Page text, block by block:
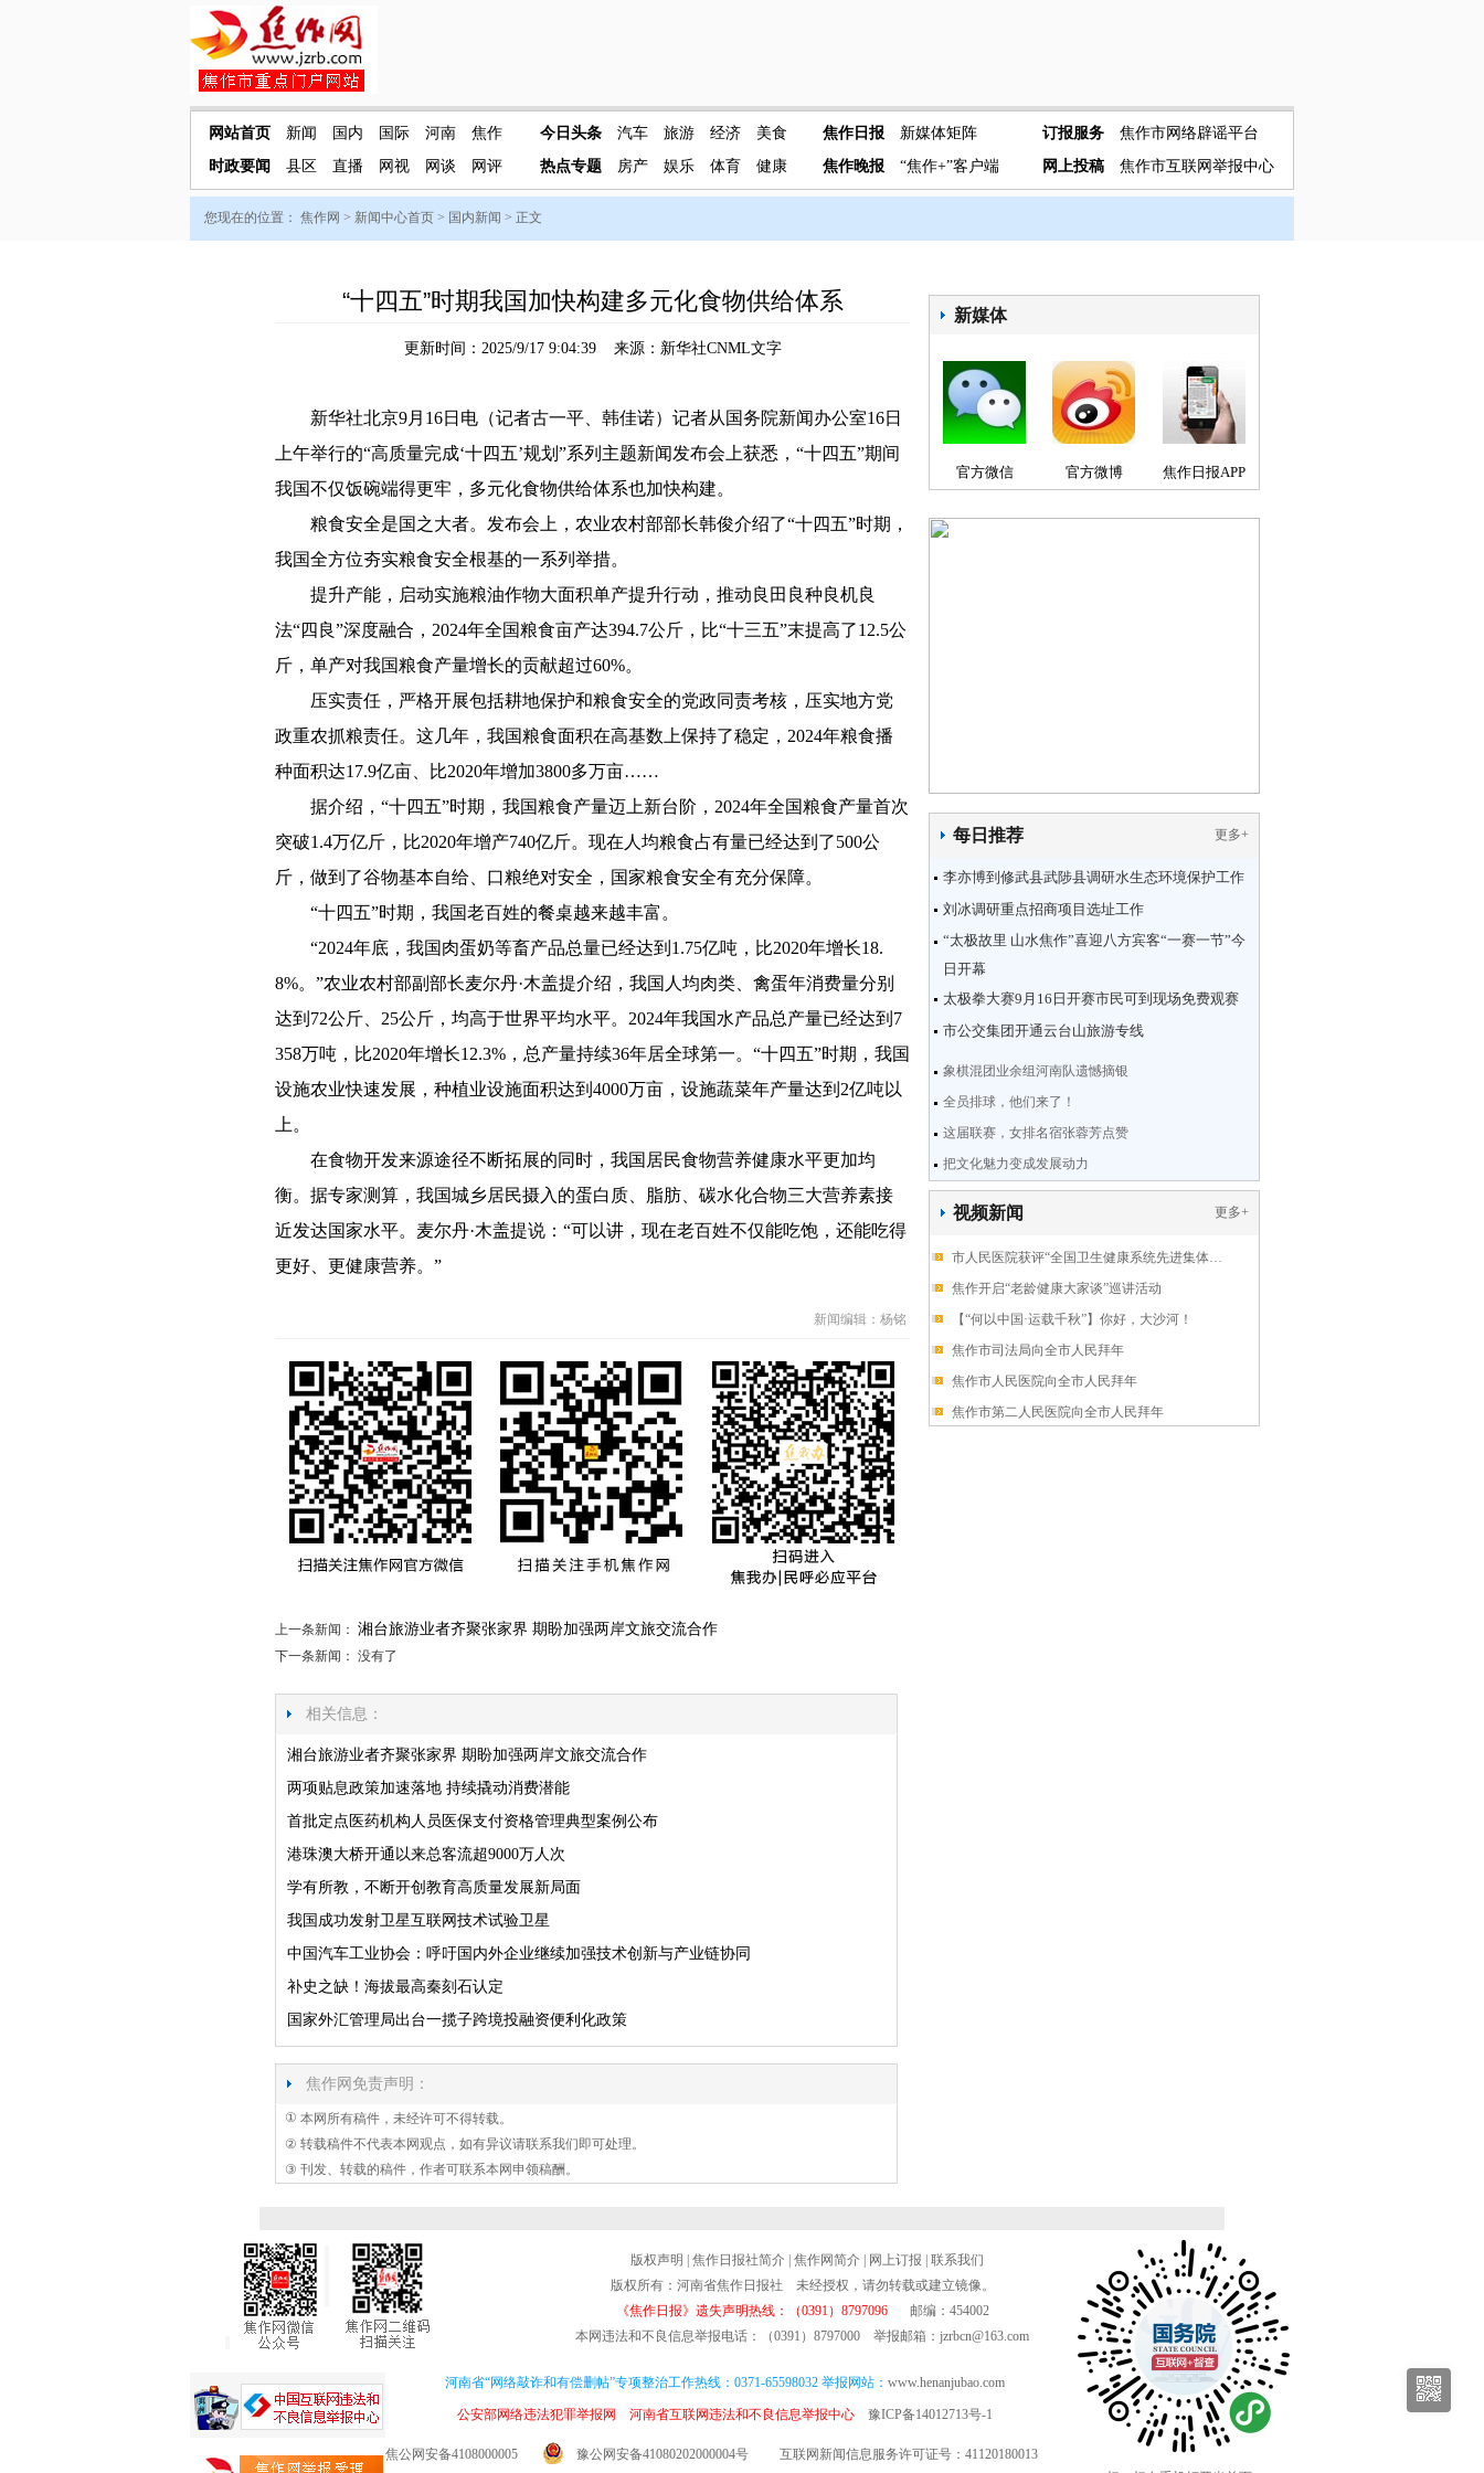
网站首页 新闻 国内 国际 河南
焦作
时政要闻
县区 直播 网视 网谈 网评
今日头条 汽车 旅游 经济
美食
热点专题
房产 娱乐 体育 健康
焦作日报
新媒体矩阵
焦作晚报
“焦作+”客户端
订报服务
焦作市网络辟谣平台
网上投稿
焦作市互联网举报中心
您现在的位置： 焦作网 > 新闻中心首页 > 国内新闻 > 正文
新媒体
官方微信 官方微博 焦作日报APP
每日推荐 更多+
李亦博到修武县武陟县调研水生态环境保护工作
刘冰调研重点招商项目选址工作
“太极故里 山水焦作”喜迎八方宾客“一赛一节”今
日开幕
太极拳大赛9月16日开赛市民可到现场免费观赛
市公交集团开通云台山旅游专线
象棋混团业余组河南队遗憾摘银
全员排球，他们来了！
这届联赛，女排名宿张蓉芳点赞
把文化魅力变成发展动力
视频新闻 更多+
市人民医院获评“全国卫生健康系统先进集体…
焦作开启“老龄健康大家谈”巡讲活动
【“何以中国·运载千秋”】你好，大沙河！
焦作市司法局向全市人民拜年
焦作市人民医院向全市人民拜年
焦作市第二人民医院向全市人民拜年
“十四五”时期我国加快构建多元化食物供给体系
更新时间：2025/9/17 9:04:39 来源：新华社CNML文字
新华社北京9月16日电（记者古一平、韩佳诺）记者从国务院新闻办公室16日
上午举行的“高质量完成‘十四五’规划”系列主题新闻发布会上获悉，“十四五”期间
我国不仅饭碗端得更牢，多元化食物供给体系也加快构建。
粮食安全是国之大者。发布会上，农业农村部部长韩俊介绍了“十四五”时期，
我国全方位夯实粮食安全根基的一系列举措。
提升产能，启动实施粮油作物大面积单产提升行动，推动良田良种良机良
法“四良”深度融合，2024年全国粮食亩产达394.7公斤，比“十三五”末提高了12.5公
斤，单产对我国粮食产量增长的贡献超过60%。
压实责任，严格开展包括耕地保护和粮食安全的党政同责考核，压实地方党
政重农抓粮责任。这几年，我国粮食面积在高基数上保持了稳定，2024年粮食播
种面积达17.9亿亩、比2020年增加3800多万亩……
据介绍，“十四五”时期，我国粮食产量迈上新台阶，2024年全国粮食产量首次
突破1.4万亿斤，比2020年增产740亿斤。现在人均粮食占有量已经达到了500公
斤，做到了谷物基本自给、口粮绝对安全，国家粮食安全有充分保障。
“十四五”时期，我国老百姓的餐桌越来越丰富。
“2024年底，我国肉蛋奶等畜产品总量已经达到1.75亿吨，比2020年增长18.
8%。”农业农村部副部长麦尔丹·木盖提介绍，我国人均肉类、禽蛋年消费量分别
达到72公斤、25公斤，均高于世界平均水平。2024年我国水产品总产量已经达到7
358万吨，比2020年增长12.3%，总产量持续36年居全球第一。“十四五”时期，我国
设施农业快速发展，种植业设施面积达到4000万亩，设施蔬菜年产量达到2亿吨以
上。
在食物开发来源途径不断拓展的同时，我国居民食物营养健康水平更加均
衡。据专家测算，我国城乡居民摄入的蛋白质、脂肪、碳水化合物三大营养素接
近发达国家水平。麦尔丹·木盖提说：“可以讲，现在老百姓不仅能吃饱，还能吃得
更好、更健康营养。”
新闻编辑：杨铭
上一条新闻：湘台旅游业者齐聚张家界 期盼加强两岸文旅交流合作
下一条新闻： 没有了
相关信息：
湘台旅游业者齐聚张家界 期盼加强两岸文旅交流合作
两项贴息政策加速落地 持续撬动消费潜能
首批定点医药机构人员医保支付资格管理典型案例公布
港珠澳大桥开通以来总客流超9000万人次
学有所教，不断开创教育高质量发展新局面
我国成功发射卫星互联网技术试验卫星
中国汽车工业协会：呼吁国内外企业继续加强技术创新与产业链协同
补史之缺！海拔最高秦刻石认定
国家外汇管理局出台一揽子跨境投融资便利化政策
焦作网免责声明：
① 本网所有稿件，未经许可不得转载。
② 转载稿件不代表本网观点，如有异议请联系我们即可处理。
③ 刊发、转载的稿件，作者可联系本网申领稿酬。
版权声明 焦作日报社简介| 焦作网简介| 网上订报
联系我们
版权所有：河南省焦作日报社 未经授权，请勿转载或建立镜像。
《焦作日报》遗失声明热线：（0391）8797096
邮编：454002
本网违法和不良信息举报电话：（0391）8797000 举报邮箱：jzrbcn@163.com
河南省“网络敲诈和有偿删帖”专项整治工作热线：0371-65598032 举报网站： www.henanjubao.com
公安部网络违法犯罪举报网 河南省互联网违法和不良信息举报中心 豫ICP备14012713号-1
焦公网安备4108000005 豫公网安备41080202000004号
互联网新闻信息服务许可证号：41120180013